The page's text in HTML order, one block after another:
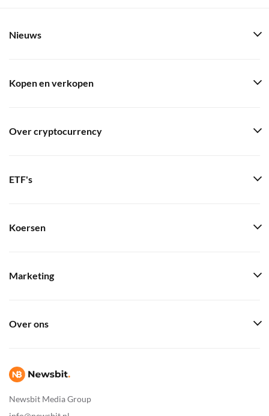
Newsbit Media Group
Nieuws
Kopen en verkopen
Over cryptocurrency
ETF's
Koersen
Marketing
Over ons